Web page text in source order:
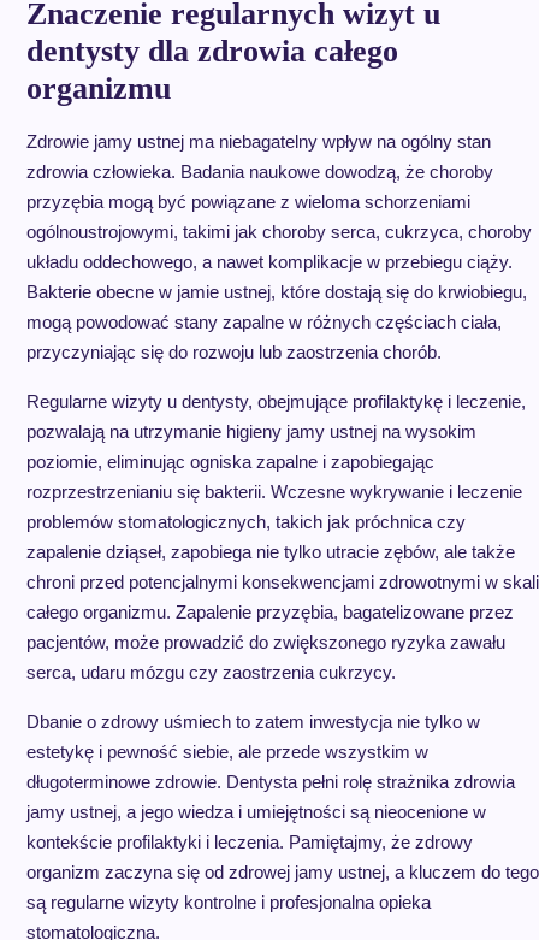
Znaczenie regularnych wizyt u
dentysty dla zdrowia całego
organizmu
Zdrowie jamy ustnej ma niebagatelny wpływ na ogólny stan
zdrowia człowieka. Badania naukowe dowodzą, że choroby
przyzębia mogą być powiązane z wieloma schorzeniami
ogólnoustrojowymi, takimi jak choroby serca, cukrzyca, choroby
układu oddechowego, a nawet komplikacje w przebiegu ciąży.
Bakterie obecne w jamie ustnej, które dostają się do krwiobiegu,
mogą powodować stany zapalne w różnych częściach ciała,
przyczyniając się do rozwoju lub zaostrzenia chorób.
Regularne wizyty u dentysty, obejmujące profilaktykę i leczenie,
pozwalają na utrzymanie higieny jamy ustnej na wysokim
poziomie, eliminując ogniska zapalne i zapobiegając
rozprzestrzenianiu się bakterii. Wczesne wykrywanie i leczenie
problemów stomatologicznych, takich jak próchnica czy
zapalenie dziąseł, zapobiega nie tylko utracie zębów, ale także
chroni przed potencjalnymi konsekwencjami zdrowotnymi w skali
całego organizmu. Zapalenie przyzębia, bagatelizowane przez
pacjentów, może prowadzić do zwiększonego ryzyka zawału
serca, udaru mózgu czy zaostrzenia cukrzycy.
Dbanie o zdrowy uśmiech to zatem inwestycja nie tylko w
estetykę i pewność siebie, ale przede wszystkim w
długoterminowe zdrowie. Dentysta pełni rolę strażnika zdrowia
jamy ustnej, a jego wiedza i umiejętności są nieocenione w
kontekście profilaktyki i leczenia. Pamiętajmy, że zdrowy
organizm zaczyna się od zdrowej jamy ustnej, a kluczem do tego
są regularne wizyty kontrolne i profesjonalna opieka
stomatologiczna.